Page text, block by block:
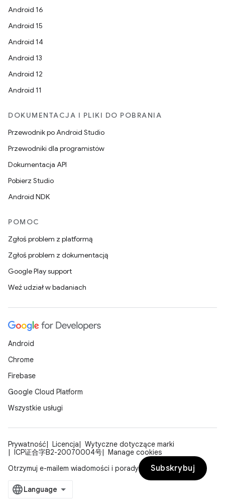
Android 16
Android 15
Android 14
Android 13
Android 12
Android 11
DOKUMENTACJA I PLIKI DO POBRANIA
Przewodnik po Android Studio
Przewodniki dla programistów
Dokumentacja API
Pobierz Studio
Android NDK
POMOC
Zgłoś problem z platformą
Zgłoś problem z dokumentacją
Google Play support
Weź udział w badaniach
Android
Chrome
Firebase
Google Cloud Platform
Wszystkie usługi
Prywatność Licencja
Wytyczne dotyczące marki
ICP证合字B2-20070004号
Manage cookies
Otrzymuj e-mailem wiadomości i porady
Subskrybuj